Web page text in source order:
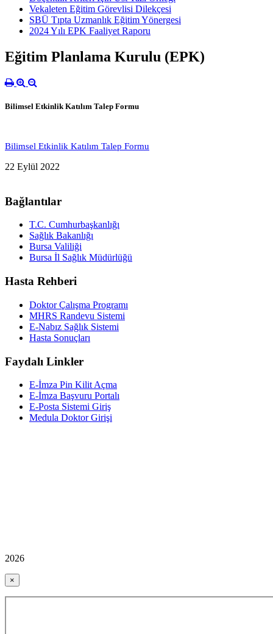
Vekaleten Eğitim Görevlisi Dilekçesi
SBÜ Tıpta Uzmanlık Eğitim Yönergesi
2024 Yılı EPK Faaliyet Raporu
Eğitim Planlama Kurulu (EPK)
Bilimsel Etkinlik Katılım Talep Formu
Bilimsel Etkinlik Katılım Talep Formu
22 Eylül 2022
Bağlantılar
T.C. Cumhurbaşkanlığı
Sağlık Bakanlığı
Bursa Valiliği
Bursa İl Sağlık Müdürlüğü
Hasta Rehberi
Doktor Çalışma Programı
MHRS Randevu Sistemi
E-Nabız Sağlık Sistemi
Hasta Sonuçları
Faydalı Linkler
E-İmza Pin Kilit Açma
E-İmza Başvuru Portalı
E-Posta Sistemi Giriş
Medula Doktor Girişi
2026
×